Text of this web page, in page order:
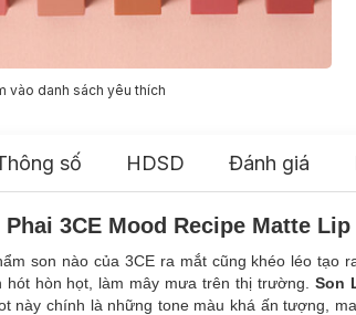
vào danh sách yêu thích
số HDSD Đánh giá
3CE Mood Recipe Matte
son nào của 3CE ra mắt cũng khéo léo tạo
hót hòn họt, làm mây mưa trên thị trường. Son
này chính là những tone màu khá ấn tượng,